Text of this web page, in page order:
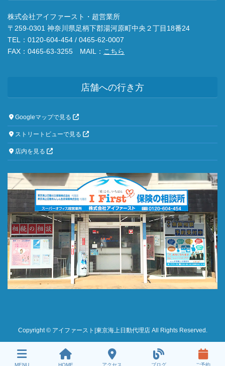
株式会社アイファースト・超営業所
〒259-0301 神奈川県足柄下郡湯河原町中央２丁目18番24
TEL：0120-604-454 / 0465-62-0007
FAX：0465-63-3255 MAIL： こちら
店舗への行き方
Googleマップで見る
ストリートビューで見る
店内を見る
Copyright © アイファースト|東京海上日動代理店 All Rights Reserved.
MENU HOME アクセス ブログ ご予約